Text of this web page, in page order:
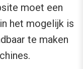
moet een
het mogelijk is
te maken